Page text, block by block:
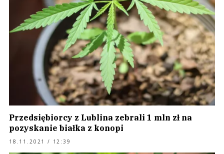
Przedsiębiorcy z Lublina zebrali 1 mln zł na
pozyskanie białka z konopi
18.11.2021 / 12:39